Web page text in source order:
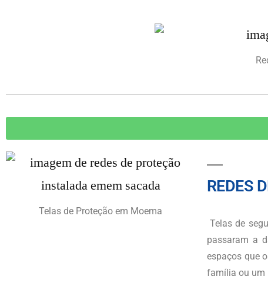
Telas de Proteção em Moema
REDES
Telas de
passaram a
espaços que
família ou um